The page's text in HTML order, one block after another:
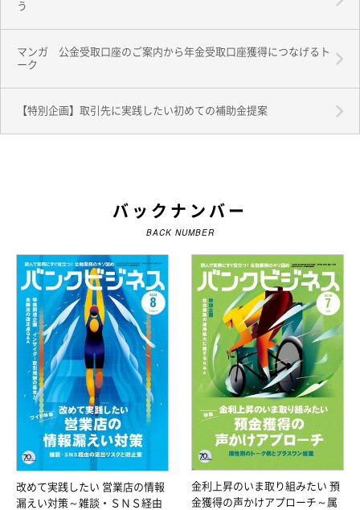
う
マンガ 公金受取口座のご案内から年金受取口座獲得につなげるト
ーク
【特別企画】取引先に実践したい初めての補助金提案
バックナンバー
BACK NUMBER
改めて実践したい 営業店の情報
漏えい対策～雑談・ＳＮＳ経由
金利上昇のいま取り組みたい 預
金獲得の声かけアプローチ～属